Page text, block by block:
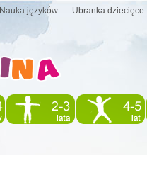
Nauka języków Ubranka dziecięce